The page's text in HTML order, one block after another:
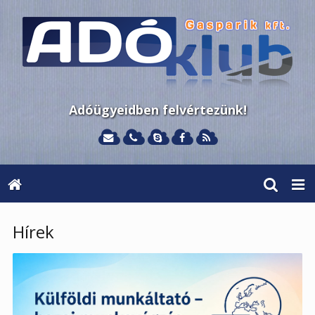
Adóügyeidben felvértezünk!
Hírek